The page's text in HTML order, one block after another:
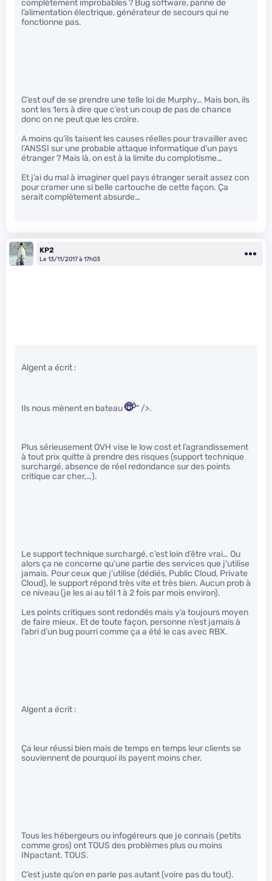
complètement improbables ? Bug software, panne de
l’alimentation électrique, générateur de secours qui ne
fonctionne pas.
C’est ouf de se prendre une telle loi de Murphy… Mais bon, ils
sont les 1ers à dire que c’est un coup de pas de chance
donc on ne peut que les croire.
A moins qu’ils taisent les causes réelles pour travailler avec
l’ANSSI sur une probable attaque informatique d’un pays
étranger ? Mais là, on est à la limite du complotisme…
Et j’ai du mal à imaginer quel pays étranger serait assez con
pour cramer une si belle cartouche de cette façon. Ça
serait complètement absurde…
KP2
Le 13/11/2017 à 17h03
Algent a écrit :
Ils nous mènent en bateau " />.
Plus sérieusement OVH vise le low cost et l’agrandissement
à tout prix quitte à prendre des risques (support technique
surchargé, absence de réel redondance sur des points
critique car cher,…).
Le support technique surchargé, c’est loin d’être vrai… Ou
alors ça ne concerne qu’une partie des services que j’utilise
jamais. Pour ceux que j’utilise (dédiés, Public Cloud, Private
Cloud), le support répond très vite et très bien. Aucun prob à
ce niveau (je les ai au tél 1 à 2 fois par mois environ).
Les points critiques sont redondés mais y’a toujours moyen
de faire mieux. Et de toute façon, personne n’est jamais à
l’abri d’un bug pourri comme ça a été le cas avec RBX.
Algent a écrit :
Ça leur réussi bien mais de temps en temps leur clients se
souviennent de pourquoi ils payent moins cher.
Tous les hébergeurs ou infogéreurs que je connais (petits
comme gros) ont TOUS des problèmes plus ou moins
INpactant. TOUS.
C’est juste qu’on en parle pas autant (voire pas du tout).